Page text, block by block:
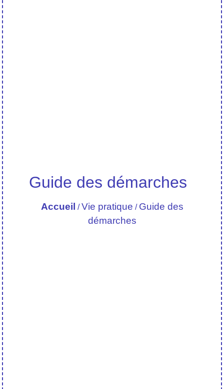
Guide des démarches
Accueil /Vie pratique / Guide des
démarches